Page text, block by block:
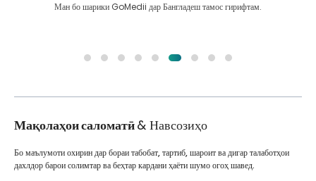
Ман бо шарики GoMedii дар Бангладеш тамос гирифтам.
Мақолаҳои саломатӣ& Навсозиҳо
Бо маълумоти охирин дар бораи табобат, тартиб, шароит ва дигар талаботҳои
дахлдор барои солимтар ва беҳтар кардани ҳаёти шумо огоҳ шавед.